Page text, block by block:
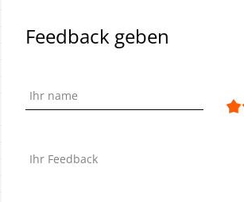
Feedback geben
Ihr name
Ihr Feedback